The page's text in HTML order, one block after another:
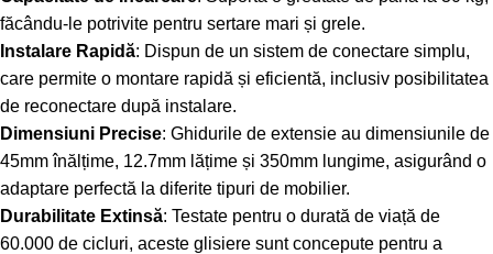
făcându-le potrivite pentru sertare mari și grele.
Instalare Rapidă: Dispun de un sistem de conectare simplu,
care permite o montare rapidă și eficientă, inclusiv posibilitatea
de reconectare după instalare.
Dimensiuni Precise: Ghidurile de extensie au dimensiunile de
45mm înălțime, 12.7mm lățime și 350mm lungime, asigurând o
adaptare perfectă la diferite tipuri de mobilier.
Durabilitate Extinsă: Testate pentru o durată de viață de
60.000 de cicluri, aceste glisiere sunt concepute pentru a